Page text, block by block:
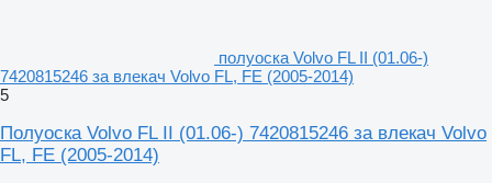
полуоска Volvo FL II (01.06-)
7420815246 за влекач Volvo FL, FE (2005-2014)
5
Полуоска Volvo FL II (01.06-) 7420815246 за влекач Volvo
FL, FE (2005-2014)